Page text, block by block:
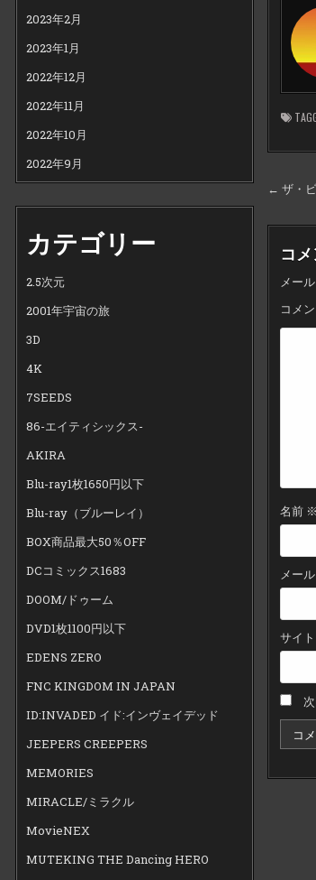
2023年2月
2023年1月
2022年12月
2022年11月
2022年10月
2022年9月
カテゴリー
2.5次元
2001年宇宙の旅
3D
4K
7SEEDS
86-エイティシックス-
AKIRA
Blu-ray1枚1650円以下
Blu-ray（ブルーレイ）
BOX商品最大50％OFF
DCコミックス1683
DOOM/ドゥーム
DVD1枚1100円以下
EDENS ZERO
FNC KINGDOM IN JAPAN
ID:INVADED イド:インヴェイデッド
JEEPERS CREEPERS
MEMORIES
MIRACLE/ミラクル
MovieNEX
MUTEKING THE Dancing HERO
投
稿
ナ
ビ
ゲ
ー
← ザ・
コ
メー
コメ
名前 ※
メール
サイト